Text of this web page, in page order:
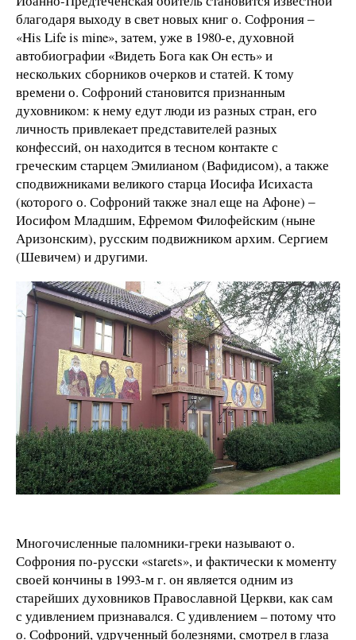
благодаря выходу в свет новых книг о. Софрония ‒
«His Life is mine», затем, уже в 1980-е, духовной
автобиографии «Видеть Бога как Он есть» и
нескольких сборников очерков и статей. К тому
времени о. Софроний становится признанным
духовником: к нему едут люди из разных стран, его
личность привлекает представителей разных
конфессий, он находится в тесном контакте с
греческим старцем Эмилианом (Вафидисом), а также
сподвижниками великого старца Иосифа Исихаста
(которого о. Софроний также знал еще на Афоне) ‒
Иосифом Младшим, Ефремом Филофейским (ныне
Аризонским), русским подвижником архим. Сергием
(Шевичем) и другими.
Многочисленные паломники-греки называют о.
Софрония по-русски «starets», и фактически к моменту
своей кончины в 1993-м г. он является одним из
старейших духовников Православной Церкви, как сам
с удивлением признавался. С удивлением – потому что
о. Софроний, удрученный болезнями, смотрел в глаза